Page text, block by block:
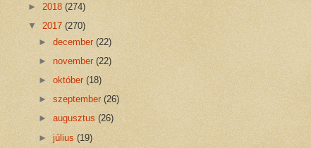
► 2018 (274)
▼ 2017 (270)
►december(22)
►november(22)
►október(18)
►szeptember(26)
►augusztus(26)
►július(19)